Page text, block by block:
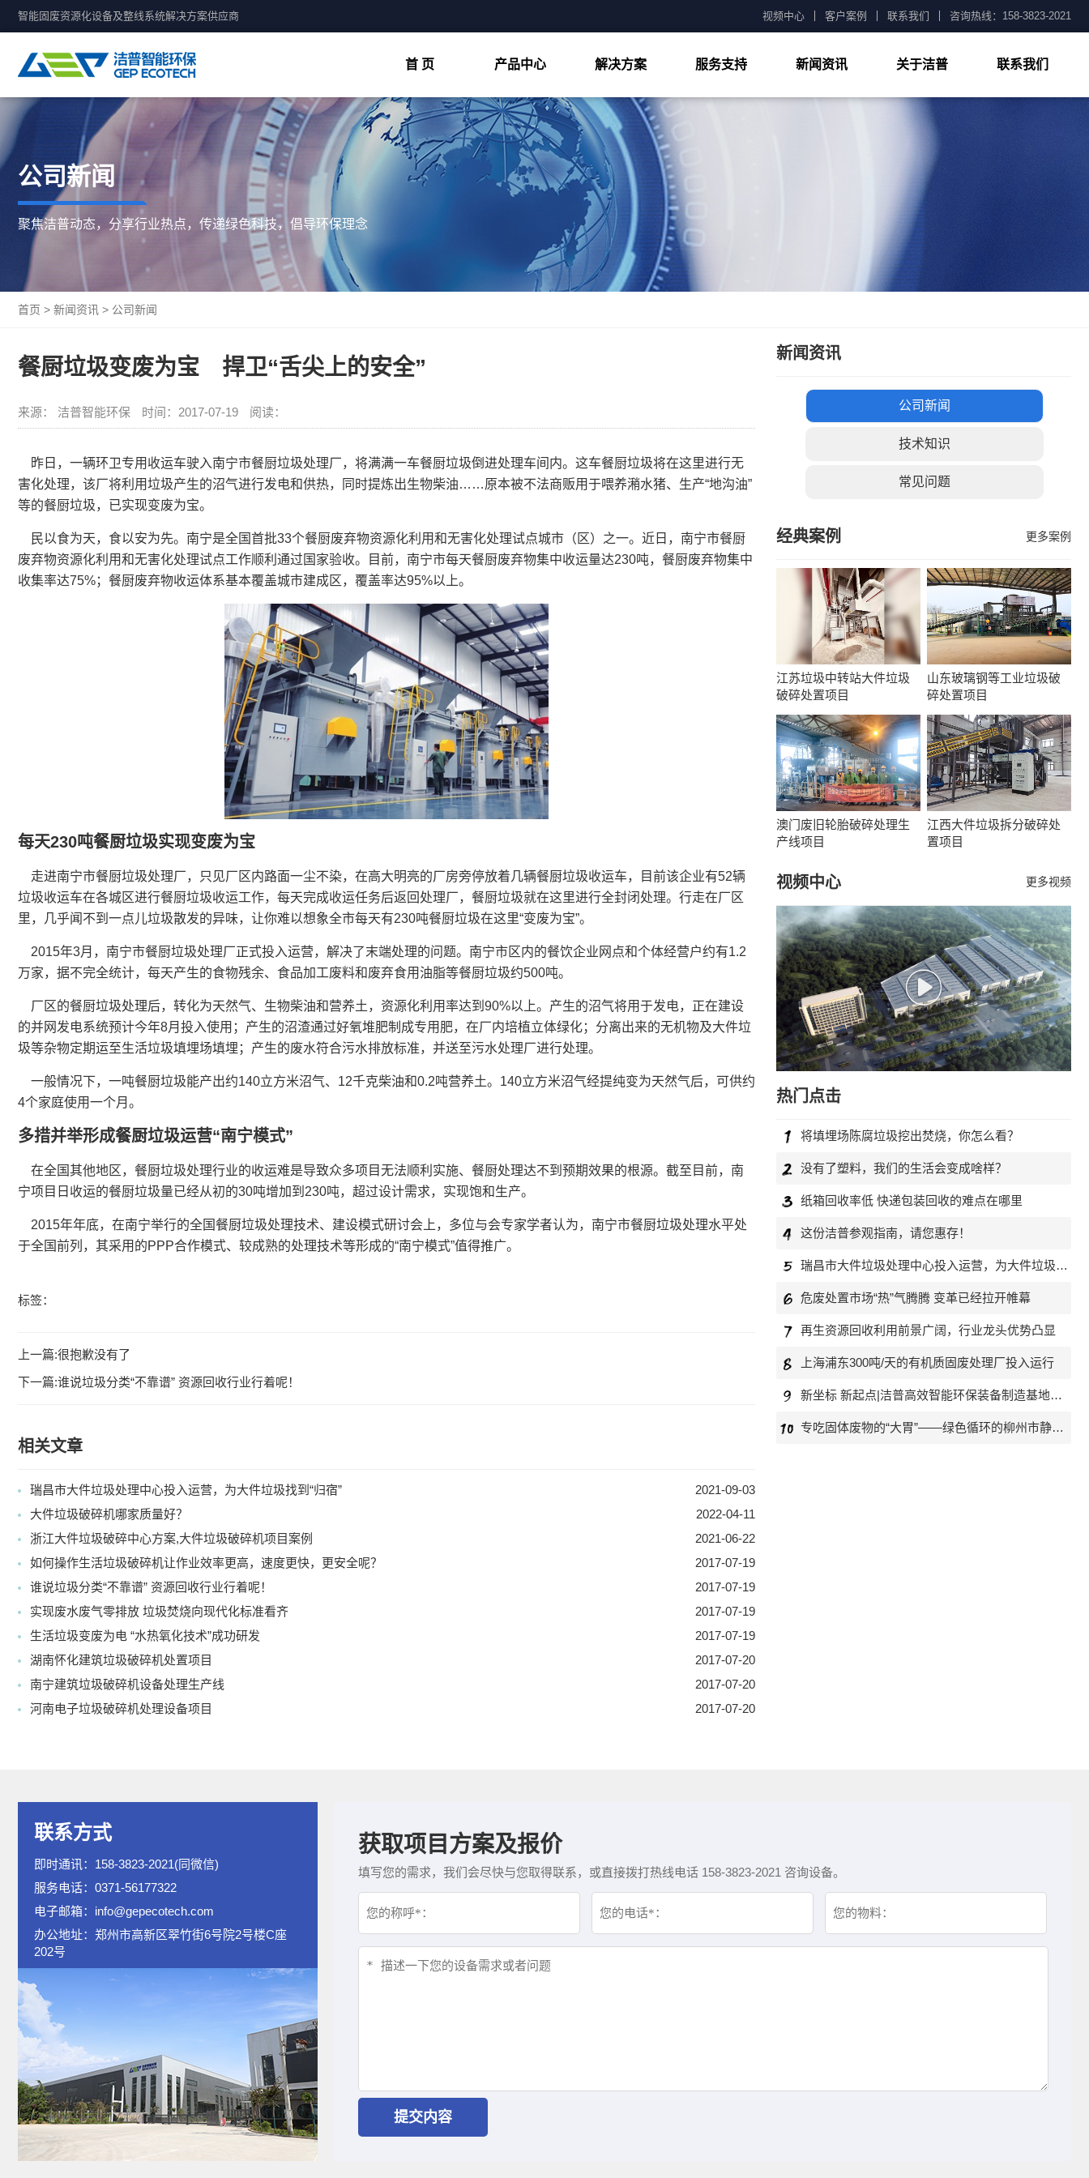
智能固废资源化设备及整线系统解决方案供应商 视频中心 客户案例 联系我们 咨询热线：158-3823-2021
首 页 产品中心
双轴撕碎机
细破碎机
粗破碎机
解决方案
物料处置
客户案例
视频中心
服务支持 新闻资讯 关于洁普 联系我们
公司新闻
聚焦洁普动态，分享行业热点，传递绿色科技，倡导环保理念
首页 > 新闻资讯 > 公司新闻
餐厨垃圾变废为宝 捍卫“舌尖上的安全”
来源： 洁普智能环保 时间：2017-07-19 阅读：
昨日，一辆环卫专用收运车驶入南宁市餐厨垃圾处理厂，将满满一车餐厨垃圾倒进处理车间内。这车餐厨垃圾将在这里进行无
害化处理，该厂将利用垃圾产生的沼气进行发电和供热，同时提炼出生物柴油……原本被不法商贩用于喂养潲水猪、生产“地沟油”
等的餐厨垃圾，已实现变废为宝。
民以食为天，食以安为先。南宁是全国首批33个餐厨废弃物资源化利用和无害化处理试点城市（区）之一。近日，南宁市餐厨
废弃物资源化利用和无害化处理试点工作顺利通过国家验收。目前，南宁市每天餐厨废弃物集中收运量达230吨，餐厨废弃物集中
收集率达75%；餐厨废弃物收运体系基本覆盖城市建成区，覆盖率达95%以上。
每天230吨餐厨垃圾实现变废为宝
走进南宁市餐厨垃圾处理厂，只见厂区内路面一尘不染，在高大明亮的厂房旁停放着几辆餐厨垃圾收运车，目前该企业有52辆
垃圾收运车在各城区进行餐厨垃圾收运工作，每天完成收运任务后返回处理厂，餐厨垃圾就在这里进行全封闭处理。行走在厂区
里，几乎闻不到一点儿垃圾散发的异味，让你难以想象全市每天有230吨餐厨垃圾在这里“变废为宝”。
2015年3月，南宁市餐厨垃圾处理厂正式投入运营，解决了末端处理的问题。南宁市区内的餐饮企业网点和个体经营户约有1.2
万家，据不完全统计，每天产生的食物残余、食品加工废料和废弃食用油脂等餐厨垃圾约500吨。
厂区的餐厨垃圾处理后，转化为天然气、生物柴油和营养土，资源化利用率达到90%以上。产生的沼气将用于发电，正在建设
的并网发电系统预计今年8月投入使用；产生的沼渣通过好氧堆肥制成专用肥，在厂内培植立体绿化；分离出来的无机物及大件垃
圾等杂物定期运至生活垃圾填埋场填埋；产生的废水符合污水排放标准，并送至污水处理厂进行处理。
一般情况下，一吨餐厨垃圾能产出约140立方米沼气、12千克柴油和0.2吨营养土。140立方米沼气经提纯变为天然气后，可供约
4个家庭使用一个月。
多措并举形成餐厨垃圾运营“南宁模式”
在全国其他地区，餐厨垃圾处理行业的收运难是导致众多项目无法顺利实施、餐厨处理达不到预期效果的根源。截至目前，南
宁项目日收运的餐厨垃圾量已经从初的30吨增加到230吨，超过设计需求，实现饱和生产。
2015年年底，在南宁举行的全国餐厨垃圾处理技术、建设模式研讨会上，多位与会专家学者认为，南宁市餐厨垃圾处理水平处
于全国前列，其采用的PPP合作模式、较成熟的处理技术等形成的“南宁模式”值得推广。
标签：
上一篇:很抱歉没有了
下一篇:谁说垃圾分类“不靠谱” 资源回收行业行着呢！
相关文章
瑞昌市大件垃圾处理中心投入运营，为大件垃圾找到“归宿”
2021-09-03
大件垃圾破碎机哪家质量好？
2022-04-11
浙江大件垃圾破碎中心方案,大件垃圾破碎机项目案例
2021-06-22
如何操作生活垃圾破碎机让作业效率更高，速度更快，更安全呢？
2017-07-19
谁说垃圾分类“不靠谱” 资源回收行业行着呢！
2017-07-19
实现废水废气零排放 垃圾焚烧向现代化标准看齐
2017-07-19
生活垃圾变废为电 “水热氧化技术”成功研发
2017-07-19
湖南怀化建筑垃圾破碎机处置项目
2017-07-20
南宁建筑垃圾破碎机设备处理生产线
2017-07-20
河南电子垃圾破碎机处理设备项目
2017-07-20
新闻资讯
公司新闻
技术知识
常见问题
经典案例 更多案例
江苏垃圾中转站大件垃圾
破碎处置项目
山东玻璃钢等工业垃圾破
碎处置项目
澳门废旧轮胎破碎处理生
产线项目
江西大件垃圾拆分破碎处
置项目
视频中心 更多视频
热门点击
将填埋场陈腐垃圾挖出焚烧，你怎么看？
没有了塑料，我们的生活会变成啥样？
纸箱回收率低 快递包装回收的难点在哪里
这份洁普参观指南，请您惠存！
瑞昌市大件垃圾处理中心投入运营，为大件垃圾找到“归宿”
危废处置市场“热”气腾腾 变革已经拉开帷幕
再生资源回收利用前景广阔，行业龙头优势凸显
上海浦东300吨/天的有机质固废处理厂投入运行
新坐标 新起点|洁普高效智能环保装备制造基地投产运营
专吃固体废物的“大胃”——绿色循环的柳州市静脉产业园设计方案
联系方式
即时通讯：158-3823-2021(同微信)
服务电话：0371-56177322
电子邮箱：info@gepecotech.com
办公地址：郑州市高新区翠竹街6号院2号楼C座
202号
获取项目方案及报价
填写您的需求，我们会尽快与您取得联系，或直接拨打热线电话 158-3823-2021 咨询设备。